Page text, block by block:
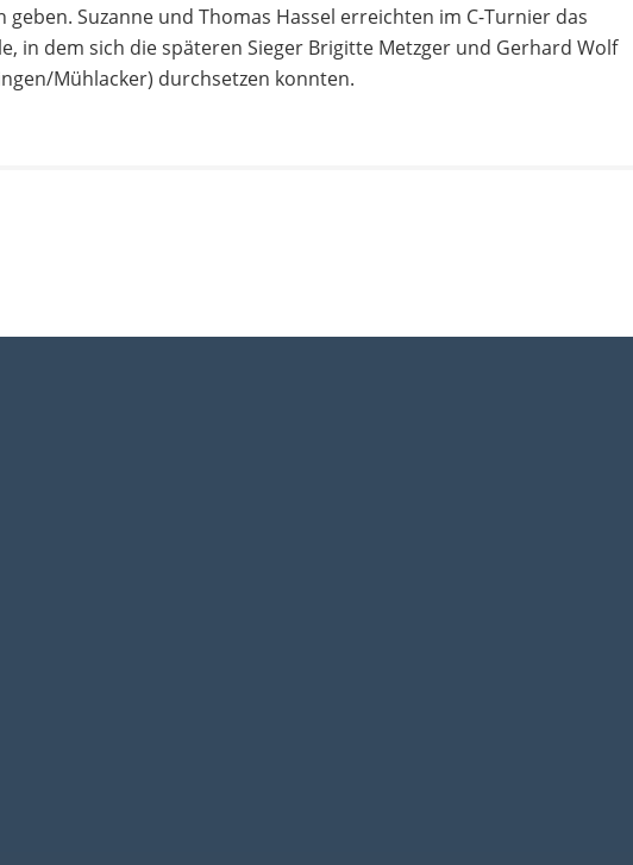
geben. Suzanne und Thomas Hassel erreichten im C-Turnier das
in dem sich die späteren Sieger Brigitte Metzger und Gerhard Wolf
Mühlacker) durchsetzen konnten.